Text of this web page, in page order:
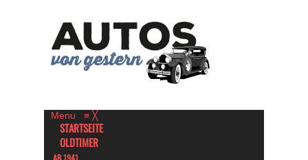
Menu ≡ ╳
STARTSEITE
OLDTIMER
AB 1941